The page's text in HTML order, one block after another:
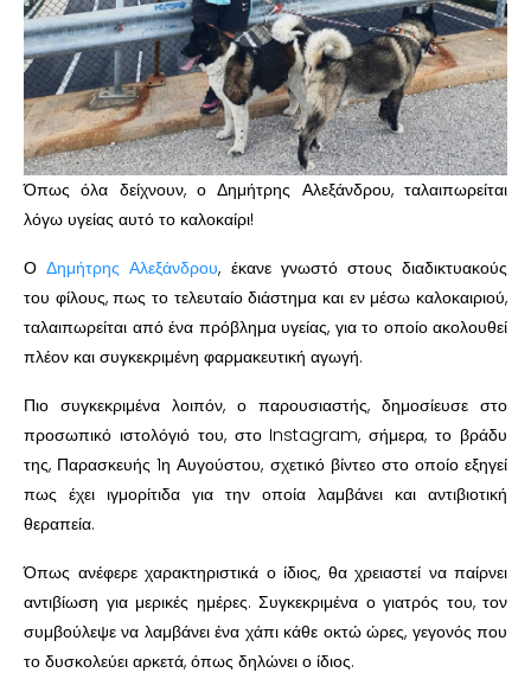
Όπως όλα δείχνουν, ο Δημήτρης Αλεξάνδρου, ταλαιπωρείται
λόγω υγείας αυτό το καλοκαίρι!
ΟΔημήτρης Αλεξάνδρου, έκανε γνωστό στους διαδικτυακούς
του φίλους, πως το τελευταίο διάστημα και εν μέσω καλοκαιριού,
ταλαιπωρείται από ένα πρόβλημα υγείας, για το οποίο ακολουθεί
πλέον και συγκεκριμένη φαρμακευτική αγωγή.
Πιο συγκεκριμένα λοιπόν, ο παρουσιαστής, δημοσίευσε στο
προσωπικό ιστολόγιό του, στο Instagram, σήμερα, το βράδυ
της, Παρασκευής 1η Αυγούστου, σχετικό βίντεο στο οποίο εξηγεί
πως έχει ιγμορίτιδα για την οποία λαμβάνει και αντιβιοτική
θεραπεία.
Όπως ανέφερε χαρακτηριστικά ο ίδιος, θα χρειαστεί να παίρνει
αντιβίωση για μερικές ημέρες. Συγκεκριμένα ο γιατρός του, τον
συμβούλεψε να λαμβάνει ένα χάπι κάθε οκτώ ώρες, γεγονός που
το δυσκολεύει αρκετά, όπως δηλώνει ο ίδιος.